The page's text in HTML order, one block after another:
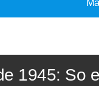
1945: So